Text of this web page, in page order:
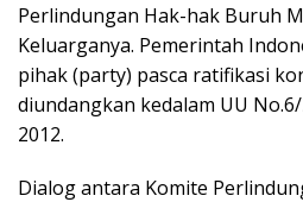
Perlindungan Hak-hak Buruh
Keluarganya. Pemerintah
pihak (party) pasca ratifikasi
diundangkan kedalam UU
2012.
Dialog antara Komite